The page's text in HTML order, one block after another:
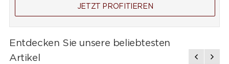
JETZT PROFITIEREN
Entdecken Sie unsere beliebtesten
Artikel